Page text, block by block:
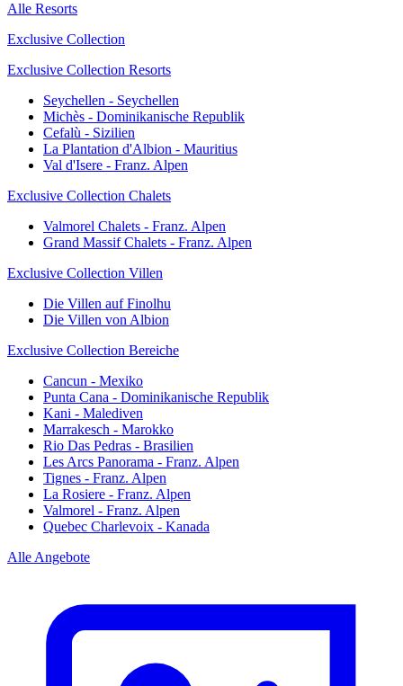
Alle Resorts
Exclusive Collection
Exclusive Collection Resorts
Seychellen - Seychellen
Michès - Dominikanische Republik
Cefalù - Sizilien
La Plantation d'Albion - Mauritius
Val d'Isere - Franz. Alpen
Exclusive Collection Chalets
Valmorel Chalets - Franz. Alpen
Grand Massif Chalets - Franz. Alpen
Exclusive Collection Villen
Die Villen auf Finolhu
Die Villen von Albion
Exclusive Collection Bereiche
Cancun - Mexiko
Punta Cana - Dominikanische Republik
Kani - Malediven
Marrakesch - Marokko
Rio Das Pedras - Brasilien
Les Arcs Panorama - Franz. Alpen
Tignes - Franz. Alpen
La Rosiere - Franz. Alpen
Valmorel - Franz. Alpen
Quebec Charlevoix - Kanada
Alle Angebote